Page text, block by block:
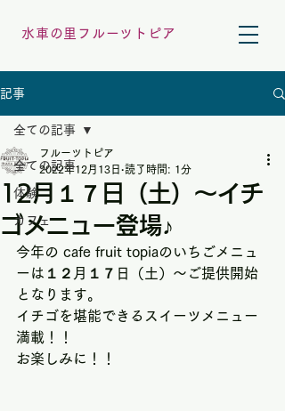
水車の里フルーツトピア
記事
全ての記事
体験
カフェ
全ての記事
12月１７日（土）～イチ
ゴメニュー登場♪
フルーツトピア
2022年12月13日 読了時間: 1分
今年の cafe fruit topiaのいちごメニュ
ーは１２月１７日（土）～ご提供開始
となります。
イチゴを堪能できるスイーツメニュー
満載！！
お楽しみに！！